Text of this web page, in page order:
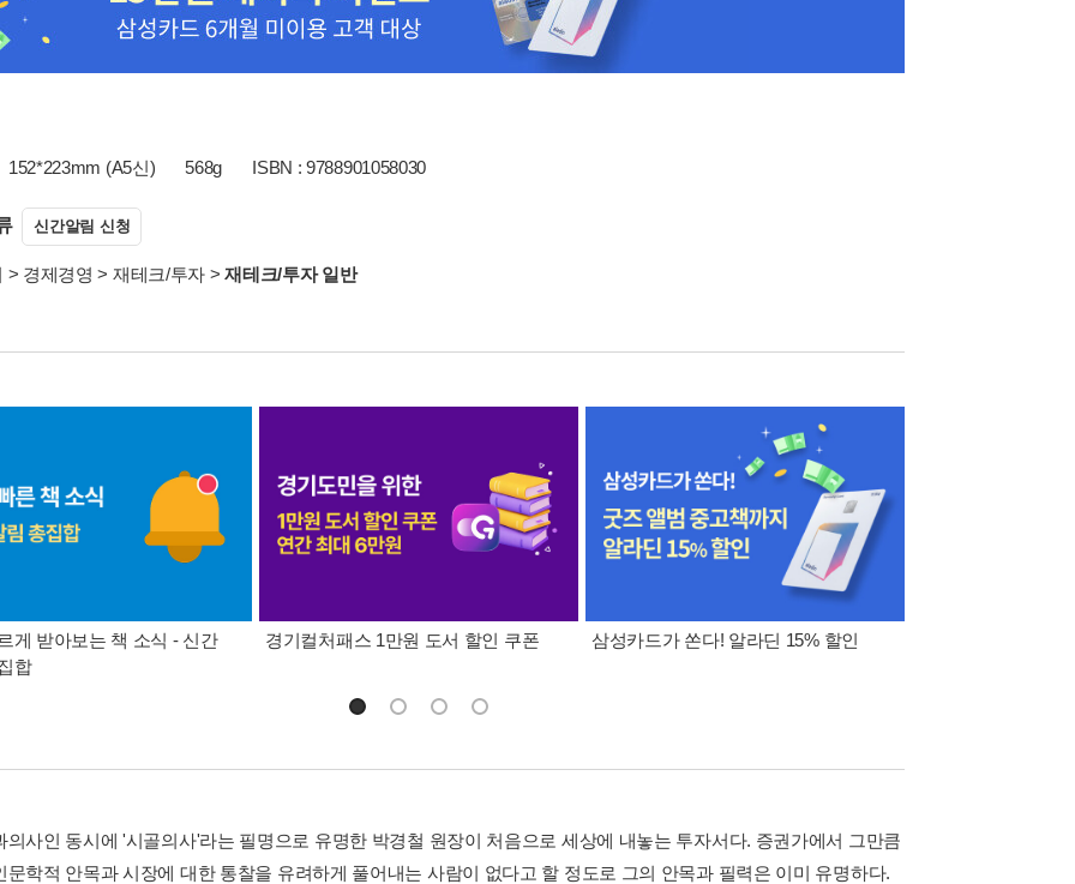
152*223mm (A5신) 568g ISBN : 9788901058030
신간알림 신청
> 경제경영 > 재테크/투자 >재테크/투자 일반
게 받아보는 책 소식 - 신간
합
경기컬처패스 1만원 도서 할인 쿠폰 삼성카드가 쏜다! 알라딘 15% 할인
의사인 동시에 '시골의사'라는 필명으로 유명한 박경철 원장이 처음으로 세상에 내놓는 투자서다. 증권가에서 그만큼
문학적 안목과 시장에 대한 통찰을 유려하게 풀어내는 사람이 없다고 할 정도로 그의 안목과 필력은 이미 유명하다.